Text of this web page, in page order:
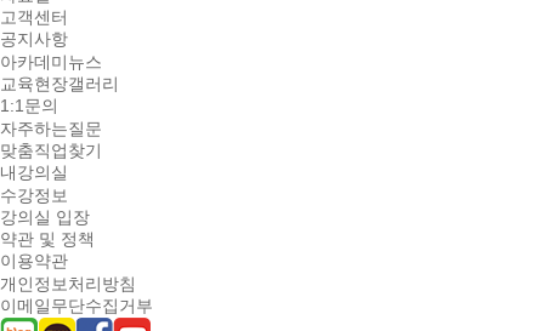
고객센터
공지사항
아카데미뉴스
교육현장갤러리
1:1문의
자주하는질문
맞춤직업찾기
내강의실
수강정보
강의실 입장
약관 및 정책
이용약관
개인정보처리방침
이메일무단수집거부